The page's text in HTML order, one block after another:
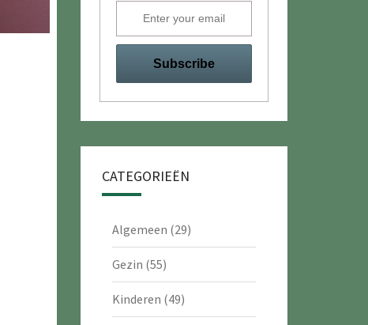
CATEGORIEËN
Algemeen (29)
Gezin (55)
Kinderen (49)